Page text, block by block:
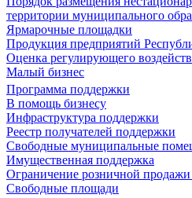
территории муниципального
Ярмарочные площадки
Продукция предприятий
Оценка регулирующего
Малый бизнес
Программа поддержки
В помощь бизнесу
Инфраструктура поддержки
Реестр получателей поддержки
Свободные муниципальные
Имущественная поддержка
Ограничение розничной
Свободные площади